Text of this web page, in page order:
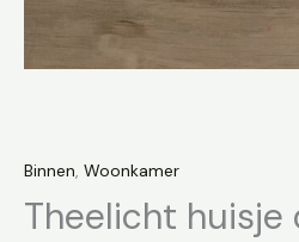
Binnen, Woonkamer
Theelicht huisje